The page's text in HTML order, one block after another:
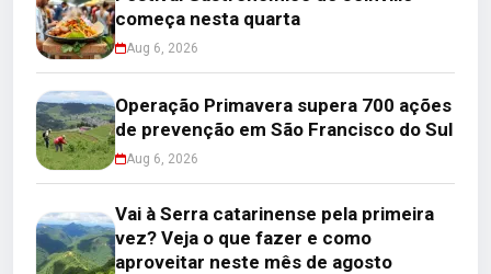
começa nesta quarta
Aug 6, 2026
Operação Primavera supera 700 ações
de prevenção em São Francisco do Sul
Aug 6, 2026
Vai à Serra catarinense pela primeira
vez? Veja o que fazer e como
aproveitar neste mês de agosto